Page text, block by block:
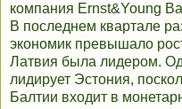
компания Ernst&Young
В последнем квартале
экономик превышало
Латвия была лидером.
лидирует Эстония,
Балтии входит в